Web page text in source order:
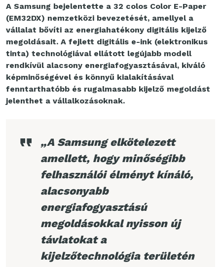
A Samsung bejelentette a 32 colos Color E-Paper
(EM32DX) nemzetközi bevezetését, amellyel a
vállalat bővíti az energiahatékony digitális kijelző
megoldásait. A fejlett digitális e-ink (elektronikus
tinta) technológiával ellátott legújabb modell
rendkívül alacsony energiafogyasztásával, kiváló
képminőségével és könnyű kialakításával
fenntarthatóbb és rugalmasabb kijelző megoldást
jelenthet a vállalkozásoknak.
„A Samsung elkötelezett
amellett, hogy minőségibb
felhasználói élményt kínáló,
alacsonyabb
energiafogyasztású
megoldásokkal nyisson új
távlatokat a
kijelzőtechnológia területén